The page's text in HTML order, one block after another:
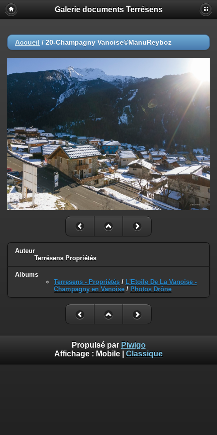
Galerie documents Terrésens
Accueil / 20-Champagny Vanoise©ManuReyboz
Auteur
Terrésens Propriétés
Albums
Terresens - Propriétés / L'Etoile De La Vanoise -
Champagny en Vanoise / Photos Drône
Propulsé par Piwigo
Affichage : Mobile Classique